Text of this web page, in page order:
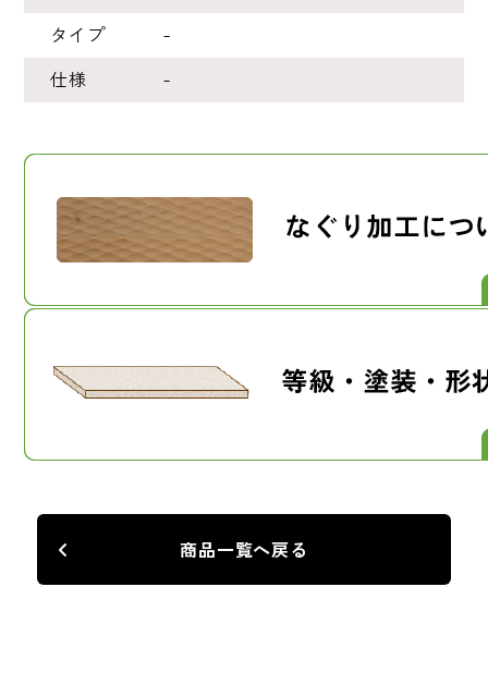
タイプ -
仕様 -
商品一覧へ戻る